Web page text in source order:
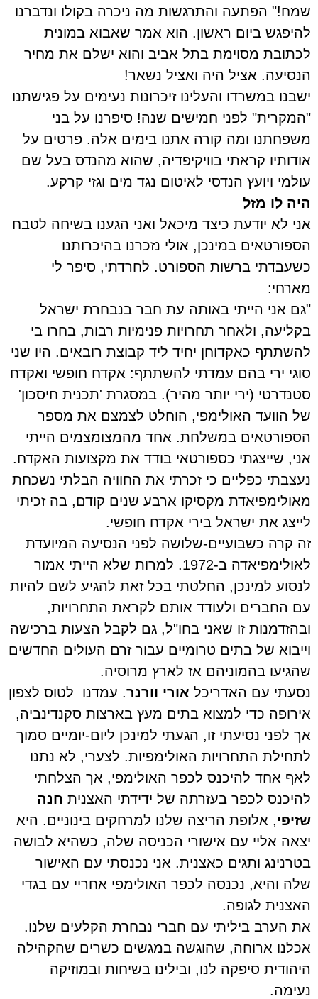
שמח!" הפתעה והתרגשות מה ניכרה בקולו ונדברנו
להיפגש ביום ראשון. הוא אמר שאבוא במונית
לכתובת מסוימת בתל אביב והוא ישלם את מחיר
הנסיעה. אציל היה ואציל נשאר!
ישבנו במשרדו והעלינו זיכרונות נעימים על פגישתנו
"המקרית" לפני חמישים שנה! סיפרנו על בני
משפחתנו ומה קורה אתנו בימים אלה. פרטים על
אודותיו קראתי בוויקיפדיה, שהוא מהנדס בעל שם
עולמי ויועץ הנדסי לאיטום נגד מים וגזי קרקע.
היה לו מזל
אני לא יודעת כיצד מיכאל ואני הגענו בשיחה לטבח
הספורטאים במינכן, אולי נזכרנו בהיכרותנו
כשעבדתי ברשות הספורט. לחרדתי, סיפר לי
מארחי:
"גם אני הייתי באותה עת חבר בנבחרת ישראל
בקליעה, ולאחר תחרויות פנימיות רבות, בחרו בי
להשתתף כאקדוחן יחיד ליד קבוצת רובאים. היו שני
סוגי ירי בהם עמדתי להשתתף: אקדח חופשי ואקדח
סטנדרטי (ירי יותר מהיר). במסגרת 'תכנית חיסכון'
של הוועד האולימפי, הוחלט לצמצם את מספר
הספורטאים במשלחת. אחד מהמצומצמים הייתי
אני, שייצגתי כספורטאי בודד את מקצועות האקדח.
נעצבתי כפליים כי זכרתי את החוויה הבלתי נשכחת
מאולימפיאדת מקסיקו ארבע שנים קודם, בה זכיתי
לייצג את ישראל בירי אקדח חופשי.
זה קרה כשבועיים-שלושה לפני הנסיעה המיועדת
לאולימפיאדה ב-1972. למרות שלא הייתי אמור
לנסוע למינכן, החלטתי בכל זאת להגיע לשם להיות
עם החברים ולעודד אותם לקראת התחרויות,
ובהזדמנות זו שאני בחו"ל, גם לקבל הצעות ברכישה
וייבוא של בתים טרומיים עבור זרם העולים החדשים
שהגיעו בהמוניהם אז לארץ מרוסיה.
נסעתי עם האדריכל אורי וורנר. עמדנו
לטוס לצפון
אירופה כדי למצוא בתים מעץ בארצות סקנדינביה,
אך לפני נסיעתי זו, הגעתי למינכן ליום-יומיים סמוך
לתחילת התחרויות האולימפיות. לצערי, לא נתנו
לאף אחד להיכנס לכפר האולימפי, אך הצלחתי
להיכנס לכפר בעזרתה של ידידתי האצנית חנה
שזיפי, אלופת הריצה שלנו למרחקים בינוניים. היא
יצאה אליי עם אישורי הכניסה שלה, כשהיא לבושה
בטרנינג ותגים כאצנית. אני נכנסתי עם האישור
שלה והיא, נכנסה לכפר האולימפי אחריי עם בגדי
האצנית לגופה.
את הערב ביליתי עם חברי נבחרת הקלעים שלנו.
אכלנו ארוחה, שהוגשה במגשים כשרים שהקהילה
היהודית סיפקה לנו, ובילינו בשיחות ובמוזיקה
נעימה.